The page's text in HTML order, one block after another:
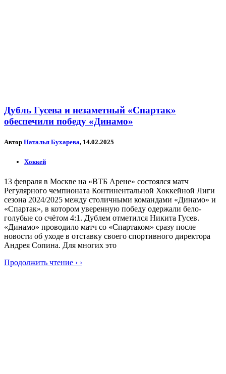
Дубль Гусева и незаметный «Спартак»
обеспечили победу «Динамо»
Автор Наталья Бухарева, 14.02.2025
Хоккей
13 февраля в Москве на «ВТБ Арене» состоялся матч
Регулярного чемпионата Континентальной Хоккейной Лиги
сезона 2024/2025 между столичными командами «Динамо» и
«Спартак», в котором уверенную победу одержали бело-
голубые со счётом 4:1. Дублем отметился Никита Гусев.
«Динамо» проводило матч со «Спартаком» сразу после
новости об уходе в отставку своего спортивного директора
Андрея Сопина. Для многих это
Продолжить чтение › ›